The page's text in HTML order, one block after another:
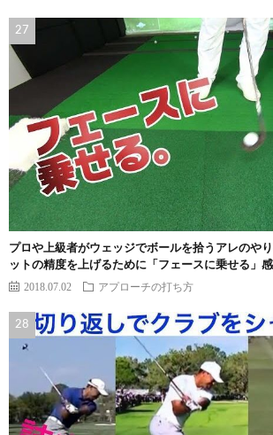
プロや上級者がウェッジでボールを拾うアレのや
ットの精度を上げるために「フェースに乗せる」
2018.07.02 アプローチの打ち方